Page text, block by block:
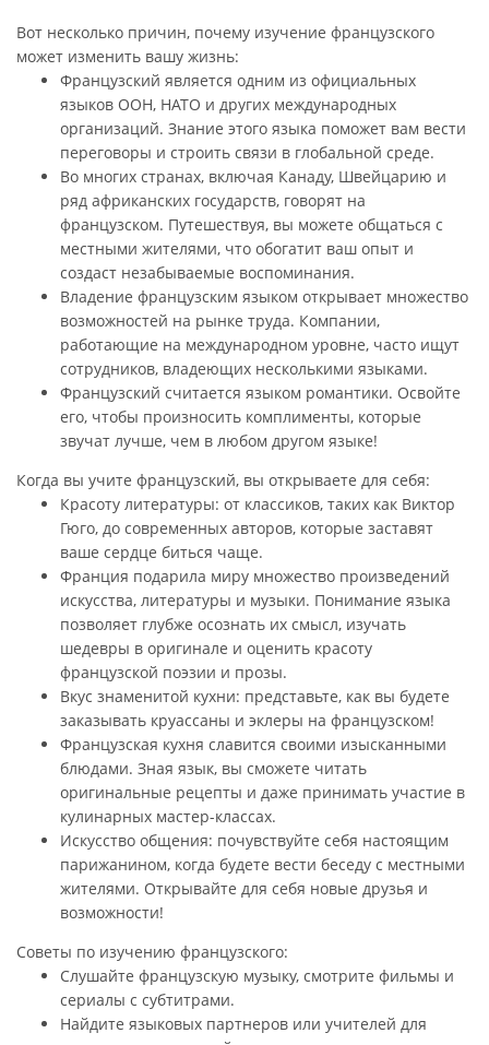
Вот несколько причин, почему изучение французского
может изменить вашу жизнь:
Французский является одним из официальных
языков ООН, НАТО и других международных
организаций. Знание этого языка поможет вам вести
переговоры и строить связи в глобальной среде.
Во многих странах, включая Канаду, Швейцарию и
ряд африканских государств, говорят на
французском. Путешествуя, вы можете общаться с
местными жителями, что обогатит ваш опыт и
создаст незабываемые воспоминания.
Владение французским языком открывает множество
возможностей на рынке труда. Компании,
работающие на международном уровне, часто ищут
сотрудников, владеющих несколькими языками.
Французский считается языком романтики. Освойте
его, чтобы произносить комплименты, которые
звучат лучше, чем в любом другом языке!
Когда вы учите французский, вы открываете для себя:
Красоту литературы: от классиков, таких как Виктор
Гюго, до современных авторов, которые заставят
ваше сердце биться чаще.
Франция подарила миру множество произведений
искусства, литературы и музыки. Понимание языка
позволяет глубже осознать их смысл, изучать
шедевры в оригинале и оценить красоту
французской поэзии и прозы.
Вкус знаменитой кухни: представьте, как вы будете
заказывать круассаны и эклеры на французском!
Французская кухня славится своими изысканными
блюдами. Зная язык, вы сможете читать
оригинальные рецепты и даже принимать участие в
кулинарных мастер-классах.
Искусство общения: почувствуйте себя настоящим
парижанином, когда будете вести беседу с местными
жителями. Открывайте для себя новые друзья и
возможности!
Советы по изучению французского:
Слушайте французскую музыку, смотрите фильмы и
сериалы с субтитрами.
Найдите языковых партнеров или учителей для